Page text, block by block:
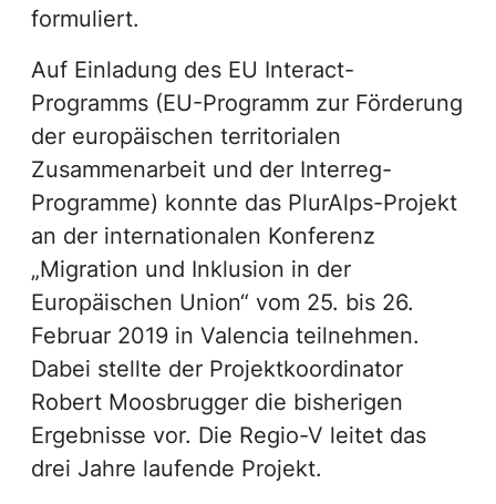
formuliert.
Auf Einladung des EU Interact-
Programms (EU-Programm zur Förderung
der europäischen territorialen
Zusammenarbeit und der Interreg-
Programme) konnte das PlurAlps-Projekt
an der internationalen Konferenz
„Migration und Inklusion in der
Europäischen Union“ vom 25. bis 26.
Februar 2019 in Valencia teilnehmen.
Dabei stellte der Projektkoordinator
Robert Moosbrugger die bisherigen
Ergebnisse vor. Die Regio-V leitet das
drei Jahre laufende Projekt.